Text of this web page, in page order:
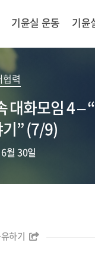
기윤실 운동 기윤
력
대화모임 4 –
” (7/9)
월 30일
하기